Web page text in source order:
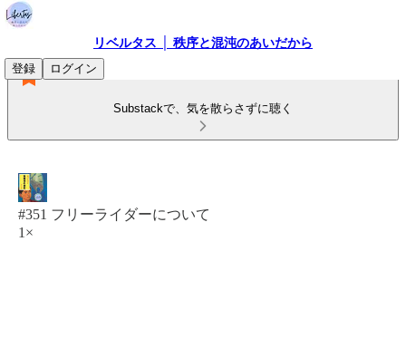
リベルタス │ 秩序と混沌のあいだから
登録
ログイン
Substackで、気を散らさずに聴く
#351 フリーライダーについて
1×